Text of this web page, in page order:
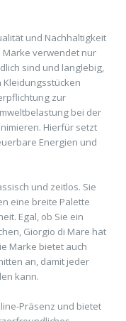
und Nachhaltigkeit
Marke verwendet nur
sind und langlebig,
Kleidungsstücken
zur
bei der
Hierfür setzt
Energien und
und zeitlos. Sie
eine breite Palette
Egal, ob Sie ein
Giorgio di Mare hat
Marke bietet auch
an, damit jeder
kann.
Präsenz und bietet